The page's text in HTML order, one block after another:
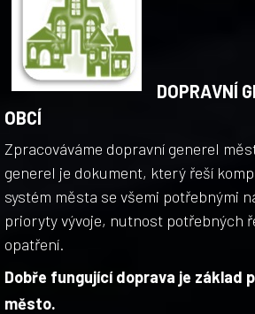
DOPRAVNÍ
OBCÍ
Zpracováváme dopravní generel
generel je dokument, který řeší
systém města se všemi potřebnými
prioryty vývoje, nutnost potřebných
opatření.
Dobře fungující doprava je základ
město.